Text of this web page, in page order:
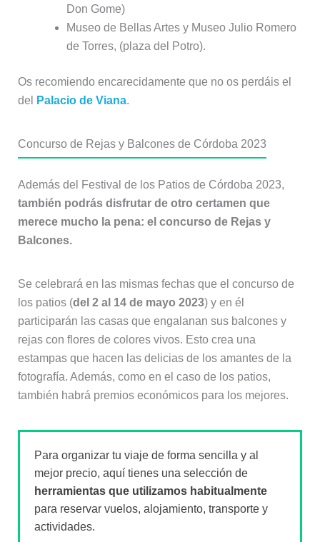
Don Gome)
Museo de Bellas Artes y Museo Julio Romero
de Torres, (plaza del Potro).
Os recomiendo encarecidamente que no os perdáis el
del
Palacio de Viana.
Concurso de Rejas y Balcones de Córdoba 2023
Además del Festival de los Patios de Córdoba 2023,
también podrás disfrutar de otro certamen que
merece mucho la pena: el concurso de Rejas y
Balcones.
Se celebrará en las mismas fechas que el concurso de
los patios (del 2 al 14 de mayo 2023) y en él
participarán las casas que engalanan sus balcones y
rejas con flores de colores vivos. Esto crea una
estampas que hacen las delicias de los amantes de la
fotografía. Además, como en el caso de los patios,
también habrá premios económicos para los mejores.
Para organizar tu viaje de forma sencilla y al
mejor precio, aquí tienes una selección de
herramientas que utilizamos habitualmente
para reservar vuelos, alojamiento, transporte y
actividades.